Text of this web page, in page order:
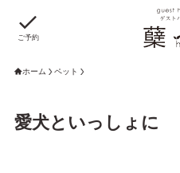
ご予約
ホーム ペット
愛犬といっしょに